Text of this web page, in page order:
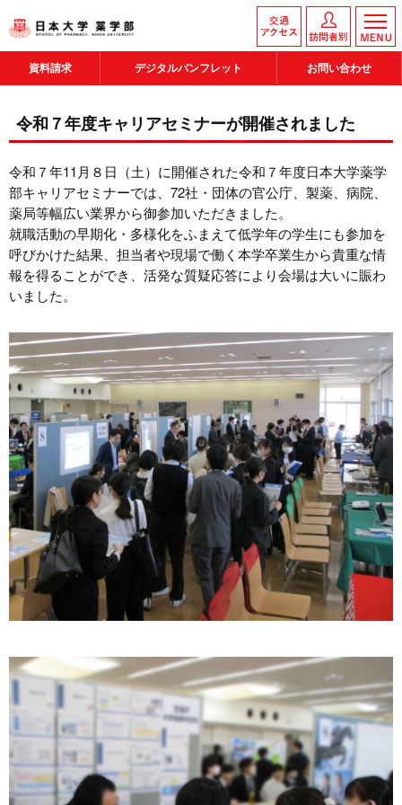
資料請求 デジタルパンフレット お問い合わせ
令和７年度キャリアセミナーが開催されました
令和７年11月８日（土）に開催された令和７年度日本大学薬学
部キャリアセミナーでは、72社・団体の官公庁、製薬、病院、
薬局等幅広い業界から御参加いただきました。
就職活動の早期化・多様化をふまえて低学年の学生にも参加を
呼びかけた結果、担当者や現場で働く本学卒業生から貴重な情
報を得ることができ、活発な質疑応答により会場は大いに賑わ
いました。